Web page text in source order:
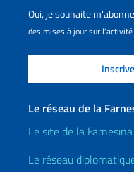
Oui, je souhaite
des mises à jour sur l'activité
Le réseau de la
Le site de la Farnesina
Le réseau